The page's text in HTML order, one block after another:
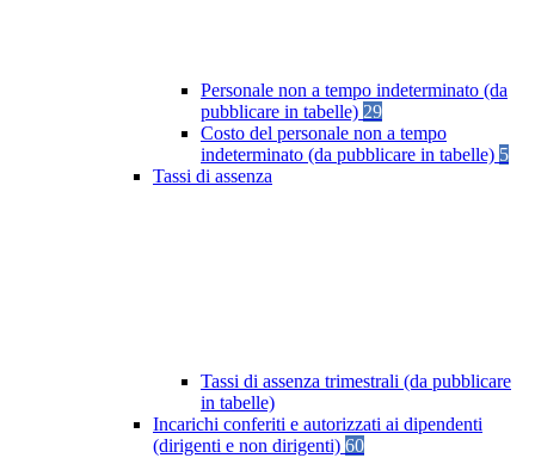
Personale non a tempo indeterminato (da
pubblicare in tabelle) 29
Costo del personale non a tempo
indeterminato (da pubblicare in tabelle) 5
Tassi di assenza
Tassi di assenza trimestrali (da pubblicare
in tabelle)
Incarichi conferiti e autorizzati ai dipendenti
(dirigenti e non dirigenti) 60